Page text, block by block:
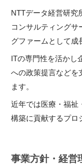
NTTデータ経営研究
コンサルティングサ
グファームとして成
ITの専門性を活かし
への政策提言などを
ます。
近年では医療・福祉
構築に貢献するプロ
事業方針・経営